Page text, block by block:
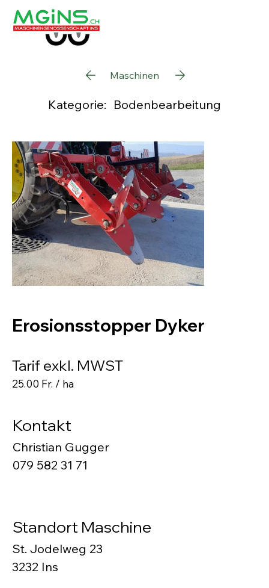
Tarif exkl. MWST
25.00 Fr. / ha
Erosionsstopper Dyker
Kontakt
Christian Gugger
079 582 31 71
Standort Maschine
St. Jodelweg 23
3232 Ins
Maschinen
Kategorie: Bodenbearbeitung